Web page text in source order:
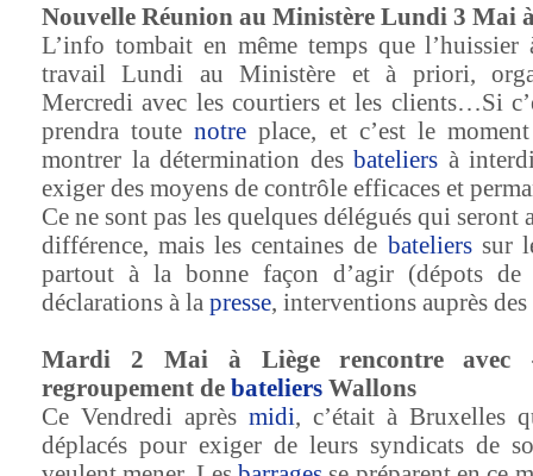
Nouvelle Réunion au Ministère Lundi 3 Mai
L’info tombait en même temps que
travail Lundi au Ministère et à priori,
Mercredi avec les courtiers et les clients…Si
prendra toutenotre place, et c’est le
montrer la détermination des bateliers à
exiger des moyens de contrôle efficaces et
Ce ne sont pas les quelques délégués qui
différence, mais les centaines de batelierssur
partout à la bonne façon d’agir (dépots de
déclarations à la presse, interventions auprès
Mardi 2 Mai à Liège rencontre
regroupement de bateliers Wallons
Ce Vendredi après midi, c’était à Bruxelles
déplacés pour exiger de leurs syndicats de